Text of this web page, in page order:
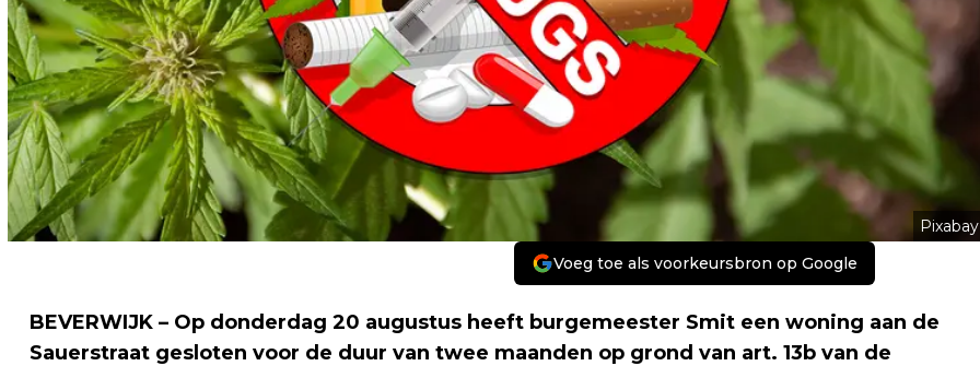
Pixabay
Voeg toe als voorkeursbron op Google
BEVERWIJK – Op donderdag 20 augustus heeft burgemeester Smit een woning aan de
Sauerstraat gesloten voor de duur van twee maanden op grond van art. 13b van de